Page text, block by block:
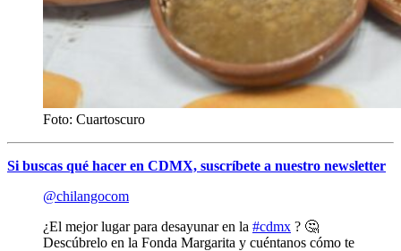
Foto: Cuartoscuro
Si buscas qué hacer en CDMX, suscríbete a nuestro newsletter
@chilangocom
¿El mejor lugar para desayunar en la #cdmx ? 🤔
Descúbrelo en la Fonda Margarita y cuéntanos cómo te